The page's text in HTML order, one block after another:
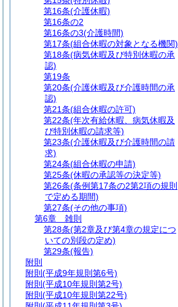
第16条(介護休暇)
第16条の2
第16条の3(介護時間)
第17条(組合休暇の対象となる機関)
第18条(病気休暇及び特別休暇の承
認)
第19条
第20条(介護休暇及び介護時間の承
認)
第21条(組合休暇の許可)
第22条(年次有給休暇、病気休暇及
び特別休暇の請求等)
第23条(介護休暇及び介護時間の請
求)
第24条(組合休暇の申請)
第25条(休暇の承認等の決定等)
第26条(条例第17条の2第2項の規則
で定める期間)
第27条(その他の事項)
第6章
雑則
第28条(第2章及び第4章の規定につ
いての別段の定め)
第29条(報告)
附則
附則 (平成9年規則第6号)
附則 (平成10年規則第2号)
附則 (平成10年規則第22号)